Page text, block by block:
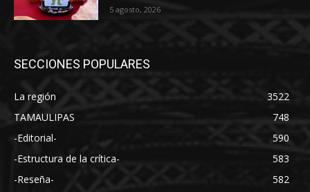
5 agosto, 2026
SECCIONES POPULARES
La región
3522
TAMAULIPAS
748
-Editorial-
590
-Estructura de la crítica-
583
-Reseña-
582